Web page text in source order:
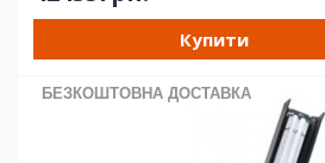
Купити
БЕЗКОШТОВНА ДОСТАВКА